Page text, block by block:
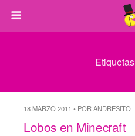
18 MARZO 2011 • POR ANDRESITO
Lobos en Minecraft